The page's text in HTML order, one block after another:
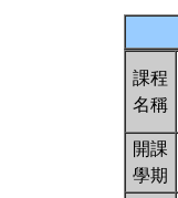
課程
名稱
開課
學期